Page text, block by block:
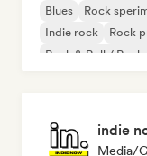
Blues Rock
Indie rock
Rock
Rock & Roll / Rock
indie
Media/